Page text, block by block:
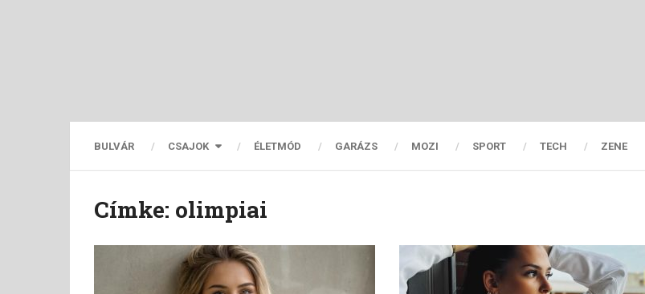
BULVÁR CSAJOK ÉLETMÓD GARÁZS MOZI SPORT TECH ZENE
Címke: olimpiai